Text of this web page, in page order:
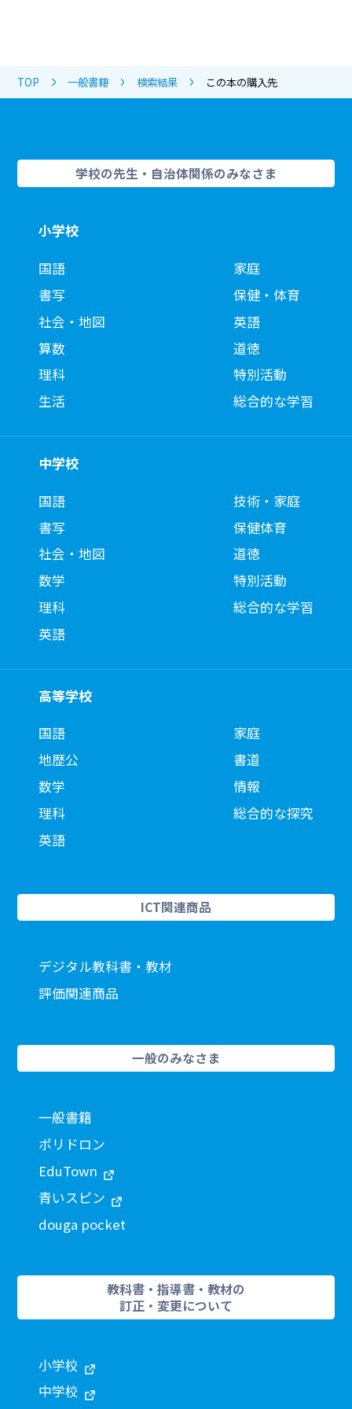
TOP 一般書籍 検索結果 この本の購入先
学校の先生・自治体関係のみなさま
小学校
国語
書写
社会・地図
算数
理科
生活
家庭
保健・体育
英語
道徳
特別活動
総合的な学習
中学校
国語
書写
社会・地図
数学
理科
英語
技術・家庭
保健体育
道徳
特別活動
総合的な学習
高等学校
国語
地歴公
数学
理科
英語
家庭
書道
情報
総合的な探究
ICT関連商品
デジタル教科書・教材
評価関連商品
一般のみなさま
一般書籍
ポリドロン
EduTown
青いスピン
douga pocket
教科書・指導書・教材の
訂正・変更について
小学校
中学校